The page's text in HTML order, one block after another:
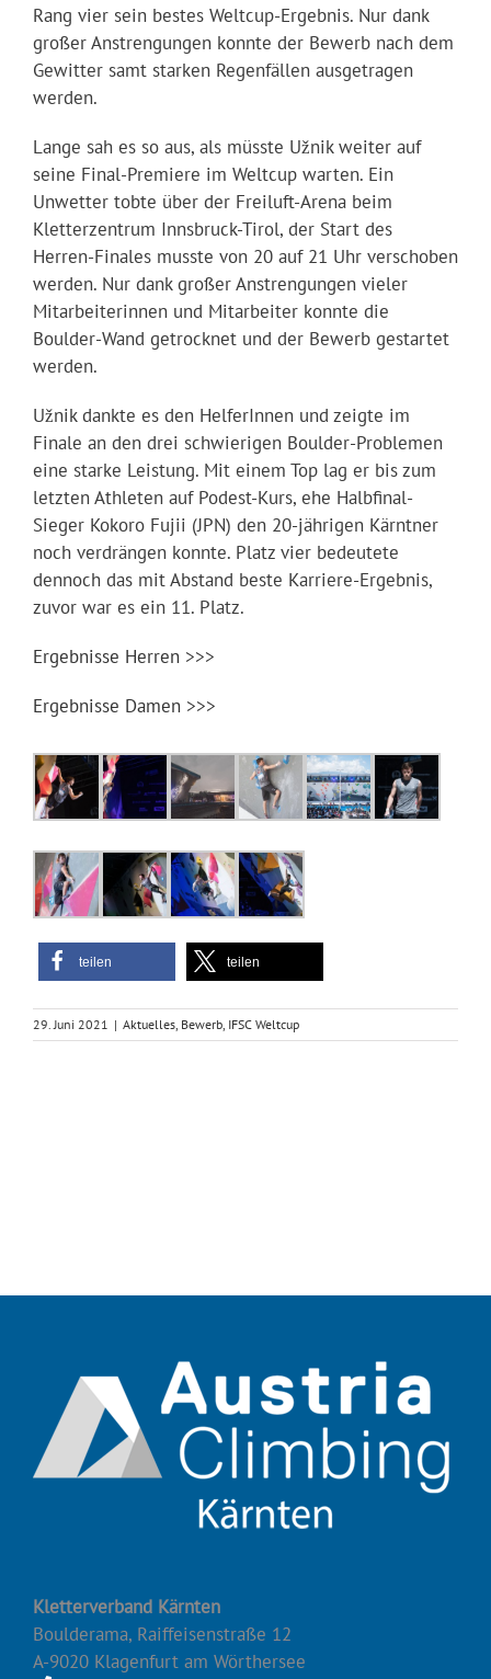
Rang vier sein bestes Weltcup-Ergebnis. Nur dank
großer Anstrengungen konnte der Bewerb nach dem
Gewitter samt starken Regenfällen ausgetragen
werden.
Lange sah es so aus, als müsste Užnik weiter auf
seine Final-Premiere im Weltcup warten. Ein
Unwetter tobte über der Freiluft-Arena beim
Kletterzentrum Innsbruck-Tirol, der Start des
Herren-Finales musste von 20 auf 21 Uhr verschoben
werden. Nur dank großer Anstrengungen vieler
Mitarbeiterinnen und Mitarbeiter konnte die
Boulder-Wand getrocknet und der Bewerb gestartet
werden.
Užnik dankte es den HelferInnen und zeigte im
Finale an den drei schwierigen Boulder-Problemen
eine starke Leistung. Mit einem Top lag er bis zum
letzten Athleten auf Podest-Kurs, ehe Halbfinal-
Sieger Kokoro Fujii (JPN) den 20-jährigen Kärntner
noch verdrängen konnte. Platz vier bedeutete
dennoch das mit Abstand beste Karriere-Ergebnis,
zuvor war es ein 11. Platz.
Ergebnisse Herren >>>
Ergebnisse Damen >>>
teilen teilen
29. Juni 2021 | Aktuelles, Bewerb, IFSC Weltcup
Kletterverband Kärnten
Boulderama, Raiffeisenstraße 12
A-9020 Klagenfurt am Wörthersee